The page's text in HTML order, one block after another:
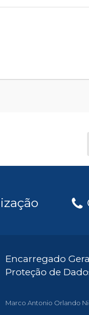
Encarregado
Proteção de
Marco Antonio Orlando